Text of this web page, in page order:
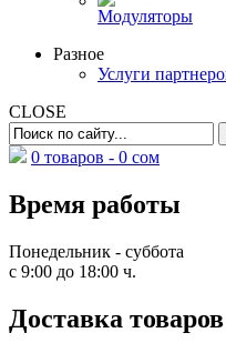
Модуляторы
Разное
Услуги
CLOSE
0 товаров - 0 сом
Время работы
Понедельник - суббота
с 9:00 до 18:00 ч.
Доставка товаров